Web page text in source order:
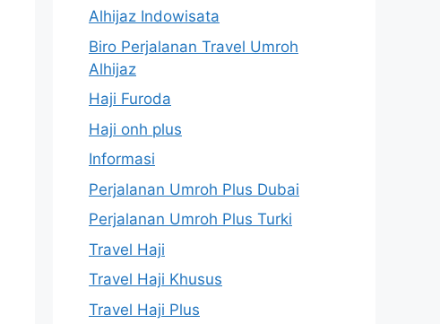
Alhijaz Indowisata
Biro Perjalanan Travel Umroh
Alhijaz
Haji Furoda
Haji onh plus
Informasi
Perjalanan Umroh Plus Dubai
Perjalanan Umroh Plus Turki
Travel Haji
Travel Haji Khusus
Travel Haji Plus